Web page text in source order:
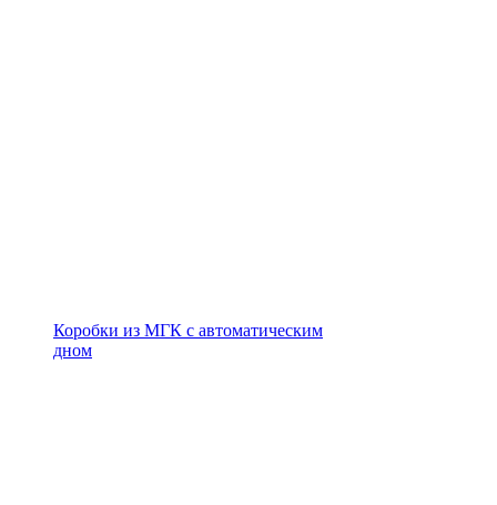
Коробки из МГК с автоматическим
дном